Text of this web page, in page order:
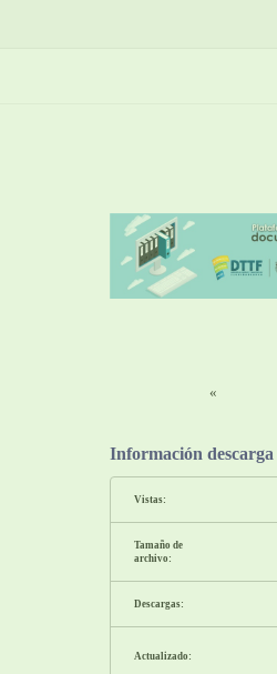
«
Información descarga
Vistas:
Tamaño de
archivo:
Descargas:
Actualizado: